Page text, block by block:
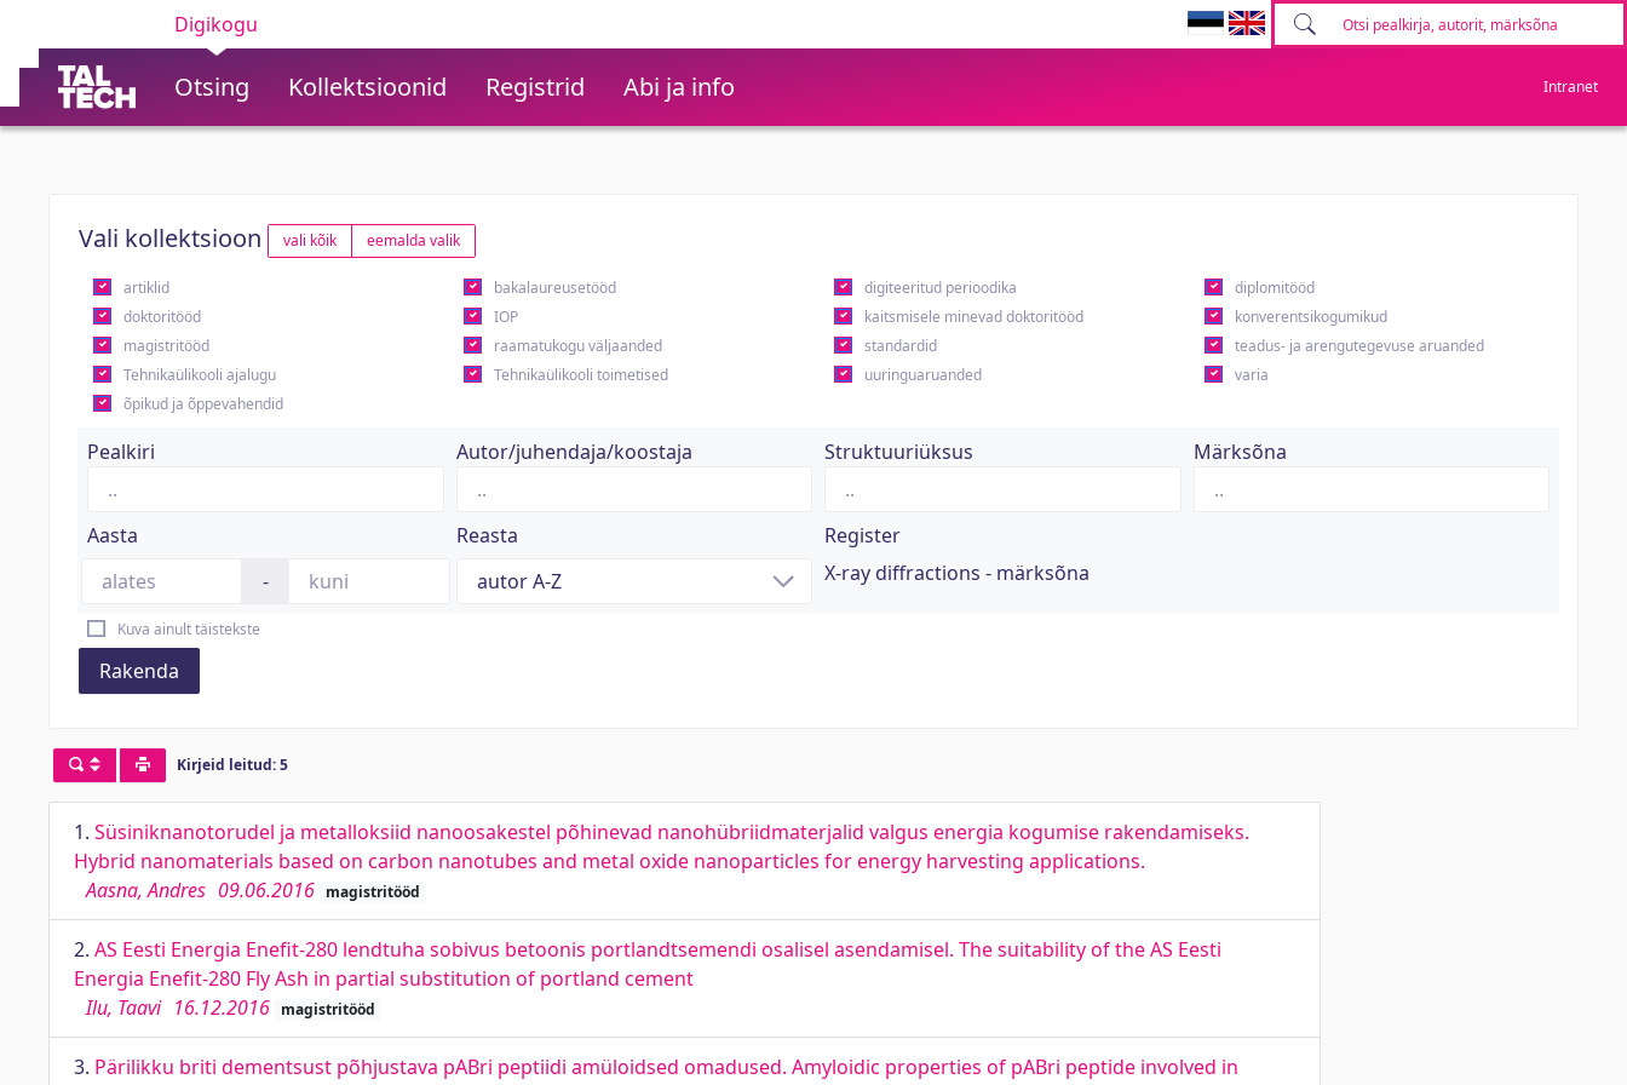
Digikogu
Otsing Kollektsioonid Registrid Abi ja info Intranet
Vali kollektsioon vali kõik eemalda valik
artiklid bakalaureusetööd digiteeritud perioodika
diplomitööd
doktoritööd
IOP kaitsmisele minevad doktoritööd
konverentsikogumikud
magistritööd
raamatukogu väljaanded standardid
teadus- ja arengutegevuse aruanded
Tehnikaülikooli ajalugu
Tehnikaülikooli toimetised uuringuaruanded
varia
õpikud ja õppevahendid
Pealkiri Autor/juhendaja/koostaja Struktuuriüksus Märksõna
Aasta
-
Reasta
Register
X-ray diffractions - märksõna
Kuva ainult täistekste
Rakenda
Kirjeid leitud: 5
1. Süsiniknanotorudel ja metalloksiid nanoosakestel põhinevad nanohübriidmaterjalid valgus energia kogumise rakendamiseks.
Hybrid nanomaterials based on carbon nanotubes and metal oxide nanoparticles for energy harvesting applications.
Aasna, Andres 09.06.2016 magistritööd
2. AS Eesti Energia Enefit-280 lendtuha sobivus betoonis portlandtsemendi osalisel asendamisel. The suitability of the AS Eesti
Energia Enefit-280 Fly Ash in partial substitution of portland cement
Ilu, Taavi 16.12.2016 magistritööd
3. Pärilikku briti dementsust põhjustava pABri peptiidi amüloidsed omadused. Amyloidic properties of pABri peptide involved in